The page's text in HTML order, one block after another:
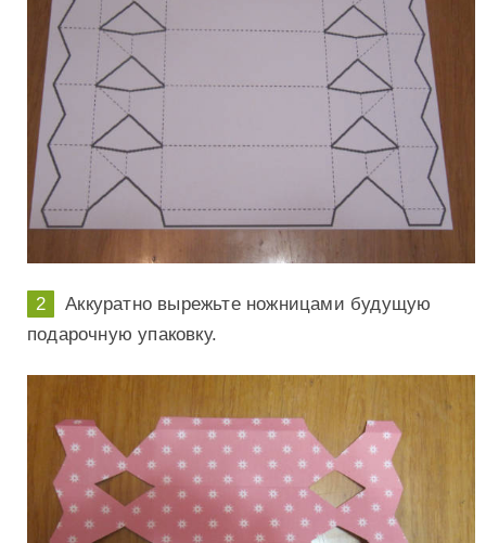
Аккуратно вырежьте ножницами будущую
подарочную упаковку.